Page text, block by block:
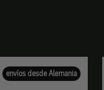
envíos desde Alemania